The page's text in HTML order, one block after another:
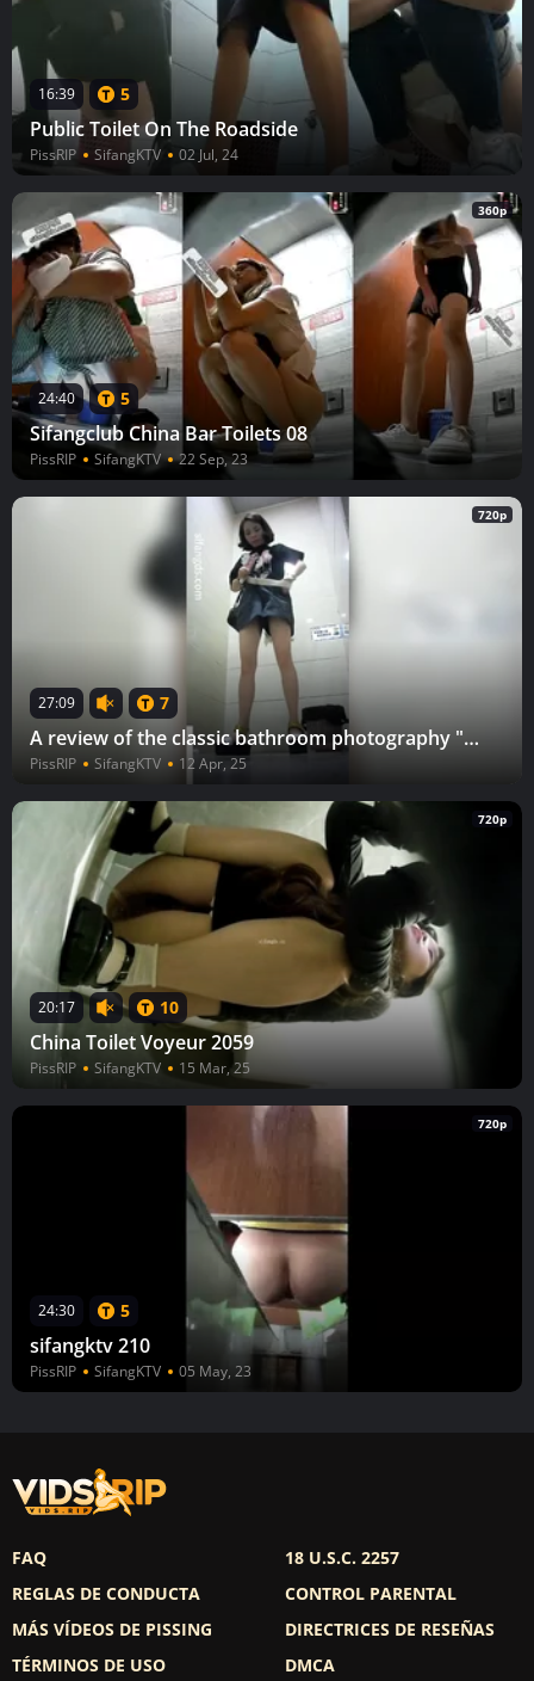
16:39 5
Public Toilet On The Roadside
PissRIP SifangKTV 02 Jul, 24
360p
24:40 5
Sifangclub China Bar Toilets 08
PissRIP SifangKTV 22 Sep, 23
720p
27:09 7
A review of the classic bathroom photography "Shopping Guide"
PissRIP SifangKTV 12 Apr, 25
720p
20:17 10
China Toilet Voyeur 2059
PissRIP SifangKTV 15 Mar, 25
720p
24:30 5
sifangktv 210
PissRIP SifangKTV 05 May, 23
FAQ
REGLAS DE CONDUCTA
MÁS VÍDEOS DE PISSING
TÉRMINOS DE USO
18 U.S.C. 2257
CONTROL PARENTAL
DIRECTRICES DE RESEÑAS
DMCA